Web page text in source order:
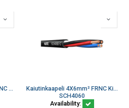
Kaiutinkaapeli 8x2,5mm² FRNC Kierretty Musta Dca 100m (kopio)
Kaiutinkaapeli 4X6mm² FRNC Kierretty Musta Dca 200m
SCH4060
Availability: